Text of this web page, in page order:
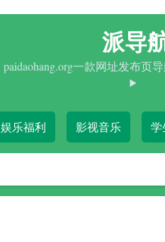
派导
paidaohang.org一款网址发布页
娱乐福利 影视音乐 学